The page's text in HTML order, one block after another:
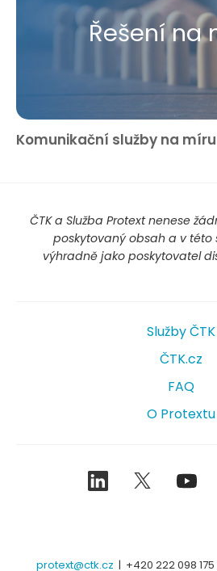
Řešení na
Komunikační služby na míru
ČTK a Služba Protext nenese
poskytovaný obsah a v této
výhradně jako poskytovatel
Služby ČTK
ČTK.cz
FAQ
O Protextu
LinkedIn Twitter
protext@ctk.cz | +420 222 098 175